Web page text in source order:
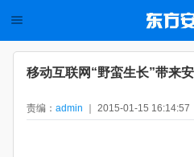
移动互联网“野蛮生长”带来
责编： admin ｜ 2015-01-15 16:14:57